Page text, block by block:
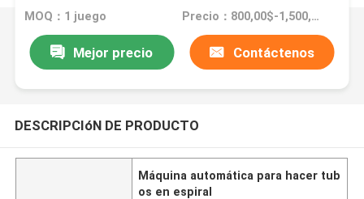
X80
MOQ：1 juego Precio：800,00$-1,500,000$
Mejor precio Contáctenos
DESCRIPCIóN DE PRODUCTO
Máquina automática para hacer tub
os en espiral